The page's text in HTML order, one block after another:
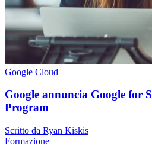
Google Cloud
Google annuncia Google for
Program
Scritto da Ryan Kiskis
Formazione